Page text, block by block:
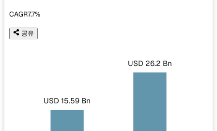
CAGR7.7%
공유
USD 15.59 Bn
USD 26.2 Bn